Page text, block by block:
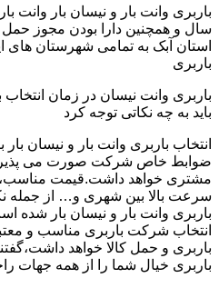
سال و همچنین دارا بودن مجوز حمل
استان آبک به تمامی شهرستان های
باربری
باربری وانت نیسان در زمان انتخاب
باید به چه نکاتی توجه کرد
انتخاب باربری وانت بار و نیسان
ضوابط خاص شرکت صورت می
مشتری خواهد داشت.قیمت
سرعت بالا بین شهری و… از جمله
باربری وانت بار و نیسان بار شده
انتخاب شرکت باربری مناسب و
باربری و حمل کالا خواهد
باربری خیال شما را از همه جهات